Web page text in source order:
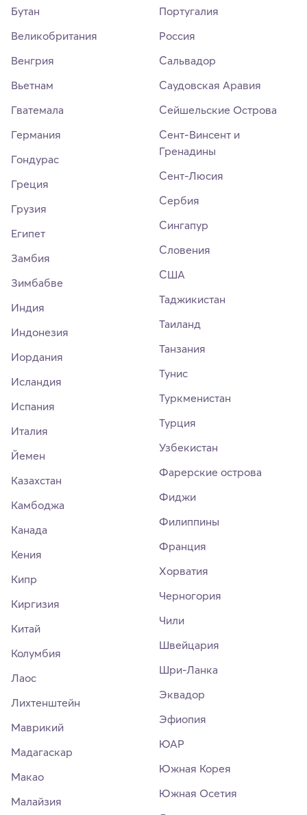
Бутан
Великобритания
Венгрия
Вьетнам
Гватемала
Германия
Гондурас
Греция
Грузия
Египет
Замбия
Зимбабве
Индия
Индонезия
Иордания
Исландия
Испания
Италия
Йемен
Казахстан
Камбоджа
Канада
Кения
Кипр
Киргизия
Китай
Колумбия
Лаос
Лихтенштейн
Маврикий
Мадагаскар
Макао
Малайзия
Португалия
Россия
Сальвадор
Саудовская Аравия
Сейшельские Острова
Сент-Винсент и
Гренадины
Сент-Люсия
Сербия
Сингапур
Словения
США
Таджикистан
Таиланд
Танзания
Тунис
Туркменистан
Турция
Узбекистан
Фарерские острова
Фиджи
Филиппины
Франция
Хорватия
Черногория
Чили
Швейцария
Шри-Ланка
Эквадор
Эфиопия
ЮАР
Южная Корея
Южная Осетия